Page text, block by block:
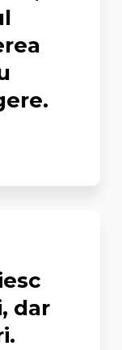
dar